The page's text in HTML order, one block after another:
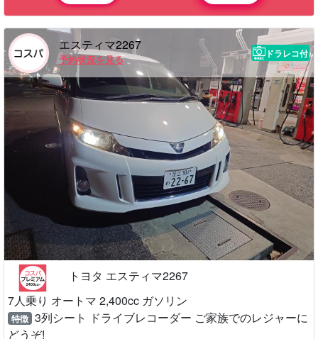
エスティマ2267
予約状況を見る
ドラレコ付
トヨタ エスティマ2267
7人乗り オートマ 2,400cc ガソリン
特徴 3列シート ドライブレコーダー ご家族でのレジャーに
どうぞ!